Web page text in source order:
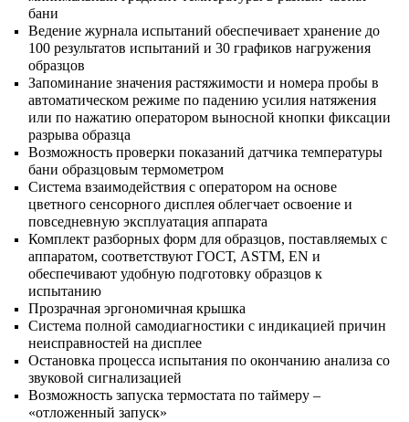
бани
Ведение журнала испытаний обеспечивает хранение до
100 результатов испытаний и 30 графиков нагружения
образцов
Запоминание значения растяжимости и номера пробы в
автоматическом режиме по падению усилия натяжения
или по нажатию оператором выносной кнопки фиксации
разрыва образца
Возможность проверки показаний датчика температуры
бани образцовым термометром
Система взаимодействия с оператором на основе
цветного сенсорного дисплея облегчает освоение и
повседневную эксплуатация аппарата
Комплект разборных форм для образцов, поставляемых с
аппаратом, соответствуют ГОСТ, ASTM, EN и
обеспечивают удобную подготовку образцов к
испытанию
Прозрачная эргономичная крышка
Система полной самодиагностики с индикацией причин
неисправностей на дисплее
Остановка процесса испытания по окончанию анализа со
звуковой сигнализацией
Возможность запуска термостата по таймеру –
«отложенный запуск»